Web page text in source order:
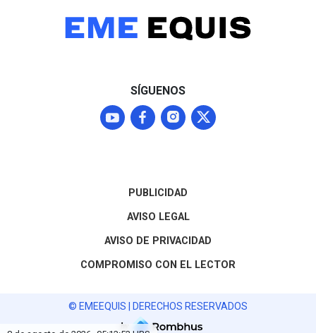
negociaciones para
normalizar los envíos que
SÍGUENOS
PUBLICIDAD
AVISO LEGAL
AVISO DE PRIVACIDAD
COMPROMISO CON EL LECTOR
© EMEEQUIS | DERECHOS RESERVADOS
by